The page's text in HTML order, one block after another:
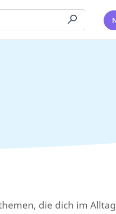
die dich im